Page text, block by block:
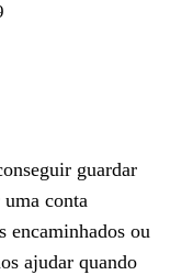
guardar
conta
encaminhados ou
ajudar quando